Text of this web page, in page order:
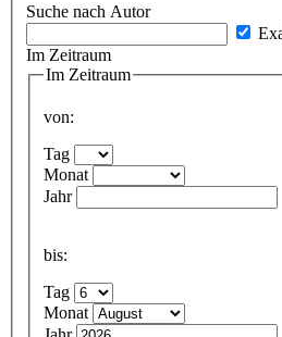
Suche nach Autor
Im Zeitraum
Im Zeitraum
von:
Tag
Monat
Jahr
bis:
Tag
Monat